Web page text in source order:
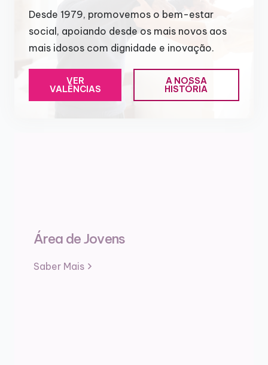
Desde 1979, promovemos o bem-estar
social, apoiando desde os mais novos aos
mais idosos com dignidade e inovação.
VER
VALÊNCIAS
A NOSSA
HISTÓRIA
Área de Jovens
Saber Mais